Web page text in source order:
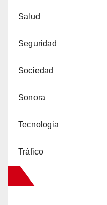
Salud
Seguridad
Sociedad
Sonora
Tecnologia
Tráfico